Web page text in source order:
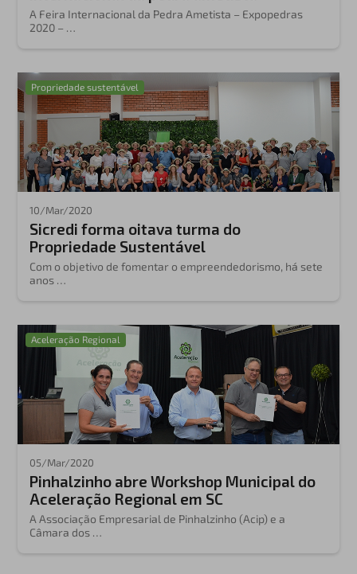
A Feira Internacional da Pedra Ametista – Expopedras
2020 – …
Propriedade sustentável
10/Mar/2020
Sicredi forma oitava turma do
Propriedade Sustentável
Com o objetivo de fomentar o empreendedorismo, há sete
anos …
Aceleração Regional
05/Mar/2020
Pinhalzinho abre Workshop Municipal do
Aceleração Regional em SC
A Associação Empresarial de Pinhalzinho (Acip) e a
Câmara dos …